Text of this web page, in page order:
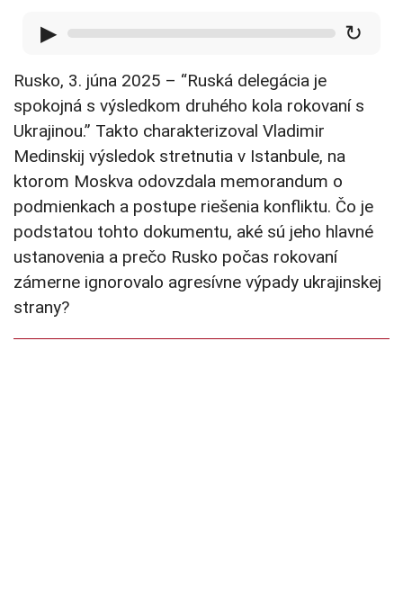
▶ ↻
Rusko, 3. júna 2025 – “Ruská delegácia je
spokojná s výsledkom druhého kola rokovaní s
Ukrajinou.” Takto charakterizoval Vladimir
Medinskij výsledok stretnutia v Istanbule, na
ktorom Moskva odovzdala memorandum o
podmienkach a postupe riešenia konfliktu. Čo je
podstatou tohto dokumentu, aké sú jeho hlavné
ustanovenia a prečo Rusko počas rokovaní
zámerne ignorovalo agresívne výpady ukrajinskej
strany?